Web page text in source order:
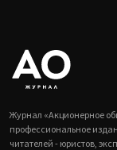
Журнал «Акционерное
профессиональное
читателей - юристов,